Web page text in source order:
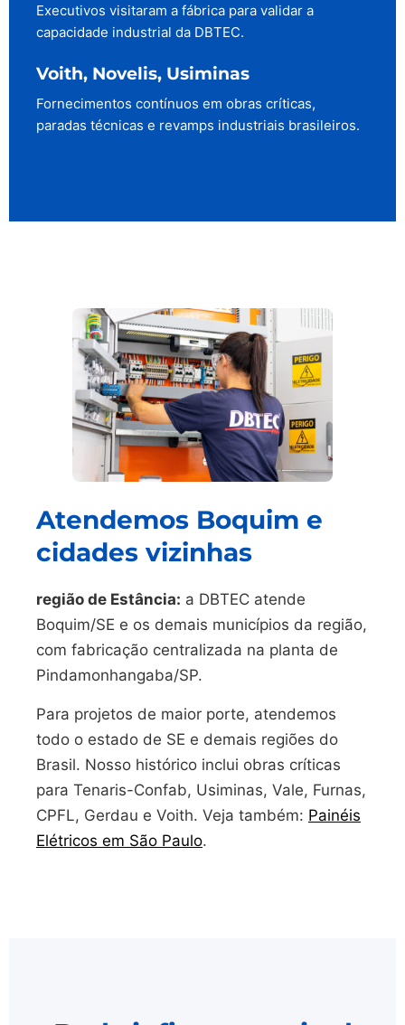
Executivos visitaram a fábrica para validar a
capacidade industrial da DBTEC.
Voith, Novelis, Usiminas
Fornecimentos contínuos em obras críticas,
paradas técnicas e revamps industriais brasileiros.
Atendemos Boquim e
cidades vizinhas
região de Estância: a DBTEC atende
Boquim/SE e os demais municípios da região,
com fabricação centralizada na planta de
Pindamonhangaba/SP.
Para projetos de maior porte, atendemos
todo o estado de SE e demais regiões do
Brasil. Nosso histórico inclui obras críticas
para Tenaris-Confab, Usiminas, Vale, Furnas,
CPFL, Gerdau e Voith. Veja também: Painéis
Elétricos em São Paulo.